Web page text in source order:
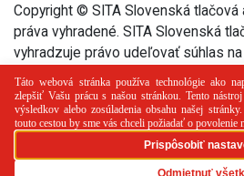
Copyright © SITA Slovenská tlačová
práva vyhradené. SITA Slovenská
vyhradzuje právo udeľovať súhlas